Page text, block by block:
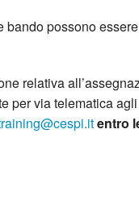
bando possono
relativa
per via telematica
entro